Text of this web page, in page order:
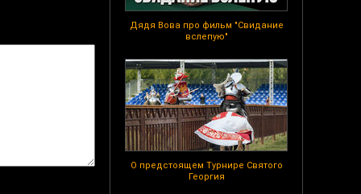
Дядя Вова про фильм "Свидание
вслепую"
О предстоящем Турнире Святого
Георгия